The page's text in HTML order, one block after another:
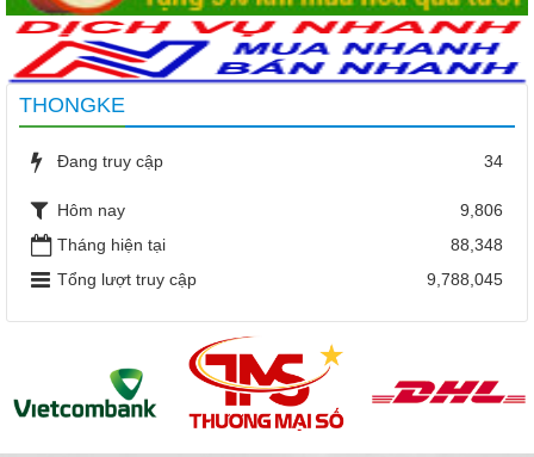
THONGKE
Đang truy cập 34
Hôm nay
9,806
Tháng hiện tại
88,348
Tổng lượt truy cập
9,788,045